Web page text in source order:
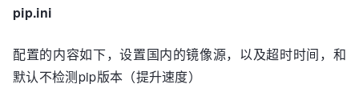
pip.ini
配置的内容如下，设置国内的镜像源，以及超时时间，和
默认不检测pip版本（提升速度）